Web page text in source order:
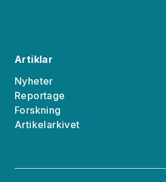
Artiklar
Nyheter
Reportage
Forskning
Artikelarkivet